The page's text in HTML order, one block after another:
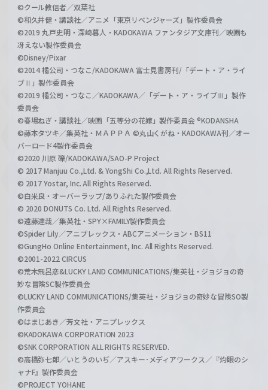
©クール教信者／双葉社
©和久井健・講談社／アニメ「東京リベンジャーズ」製作委員会
©2019 丸戸史明・深崎暮人・KADOKAWA ファンタジア文庫刊／映画も
冴えない製作委員会
©Disney/Pixar
©2014 橘公司・つなこ/KADOKAWA 富士見書房刊/「デート・ア・ライ
ブⅡ」製作委員会
©2019 橘公司・つなこ／KADOKAWA／「デート・ア・ライブⅢ」製作
委員会
©春場ねぎ・講談社／映画「五等分の花嫁」製作委員会 ®KODANSHA
©藤本タツキ／集英社・ＭＡＰＰＡ ©丸山くがね・KADOKAWA刊／オー
バーロード4製作委員会
©2020 川原 礫/KADOKAWA/SAO-P Project
© 2017 Manjuu Co.,Ltd. & YongShi Co.,Ltd. All Rights Reserved.
© 2017 Yostar, Inc. All Rights Reserved.
©白米良・オーバーラップ/ありふれた製作委員会
© 2020 DONUTS Co. Ltd. All Rights Reserved.
©遠藤達哉／集英社・SPY×FAMILY製作委員会
©Spider Lily／アニプレックス・ABCアニメーション・BS11
©GungHo Online Entertainment, Inc. All Rights Reserved.
©2001-2022 CIRCUS
©荒木飛呂彦&LUCKY LAND COMMUNICATIONS/集英社・ジョジョの奇
妙な冒険SC製作委員会
©LUCKY LAND COMMUNICATIONS/集英社・ジョジョの奇妙な冒険SO製
作委員会
©はまじあき／芳文社・アニプレックス
©KADOKAWA CORPORATION 2023
©SNK CORPORATION ALL RIGHTS RESERVED.
©高橋弥七郎／いとうのいぢ／アスキー･メディアワークス／『灼眼のシ
ャナF』製作委員会
©PROJECT YOHANE